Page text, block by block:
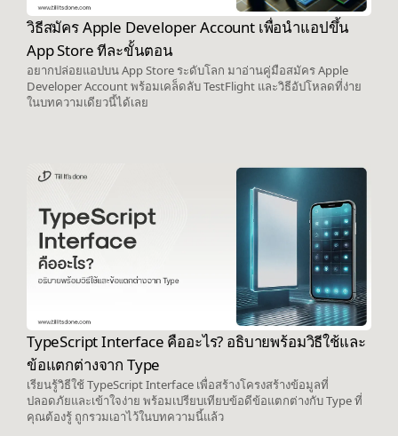
วิธีสมัคร Apple Developer Account เพื่อนำแอปขึ้น
App Store ทีละขั้นตอน
อยากปล่อยแอปบน App Store ระดับโลก มาอ่านคู่มือสมัคร Apple
Developer Account พร้อมเคล็ดลับ TestFlight และวิธีอัปโหลดที่ง่าย
ในบทความเดียวนี้ได้เลย
TypeScript Interface คืออะไร? อธิบายพร้อมวิธีใช้และ
ข้อแตกต่างจาก Type
เรียนรู้วิธีใช้ TypeScript Interface เพื่อสร้างโครงสร้างข้อมูลที่
ปลอดภัยและเข้าใจง่าย พร้อมเปรียบเทียบข้อดีข้อแตกต่างกับ Type ที่
คุณต้องรู้ ถูกรวมเอาไว้ในบทความนี้แล้ว